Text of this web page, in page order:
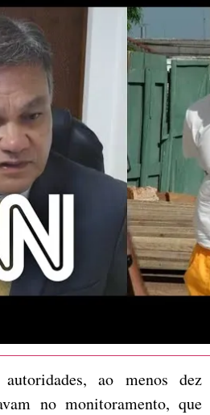
ao menos dez
no monitoramento, que